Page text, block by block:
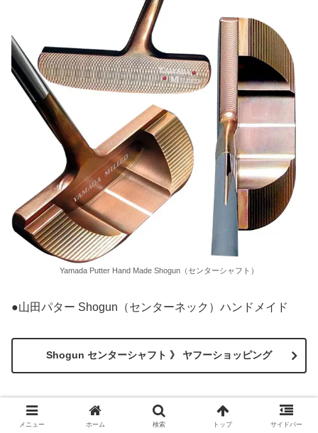
Yamada Putter Hand Made Shogun（センターシャフト）
●山田パター Shogun（センターネック）ハンドメイド
Shogun センターシャフト 》 ヤフーショッピング
●山田パター Razor（レイザー）ハンドメイド
メニュー ホーム 検索 トップ サイドバー